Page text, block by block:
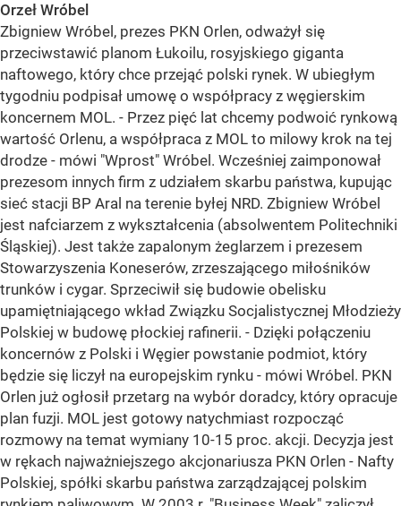
Orzeł Wróbel
Zbigniew Wróbel, prezes PKN Orlen, odważył się
przeciwstawić planom Łukoilu, rosyjskiego giganta
naftowego, który chce przejąć polski rynek. W ubiegłym
tygodniu podpisał umowę o współpracy z węgierskim
koncernem MOL. - Przez pięć lat chcemy podwoić rynkową
wartość Orlenu, a współpraca z MOL to milowy krok na tej
drodze - mówi "Wprost" Wróbel. Wcześniej zaimponował
prezesom innych firm z udziałem skarbu państwa, kupując
sieć stacji BP Aral na terenie byłej NRD. Zbigniew Wróbel
jest nafciarzem z wykształcenia (absolwentem Politechniki
Śląskiej). Jest także zapalonym żeglarzem i prezesem
Stowarzyszenia Koneserów, zrzeszającego miłośników
trunków i cygar. Sprzeciwił się budowie obelisku
upamiętniającego wkład Związku Socjalistycznej Młodzieży
Polskiej w budowę płockiej rafinerii. - Dzięki połączeniu
koncernów z Polski i Węgier powstanie podmiot, który
będzie się liczył na europejskim rynku - mówi Wróbel. PKN
Orlen już ogłosił przetarg na wybór doradcy, który opracuje
plan fuzji. MOL jest gotowy natychmiast rozpocząć
rozmowy na temat wymiany 10-15 proc. akcji. Decyzja jest
w rękach najważniejszego akcjonariusza PKN Orlen - Nafty
Polskiej, spółki skarbu państwa zarządzającej polskim